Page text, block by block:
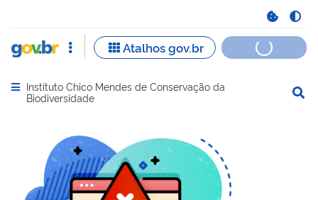
Abrir menu principal de navegação
Instituto Chico Mendes de Conservação da
Biodiversidade